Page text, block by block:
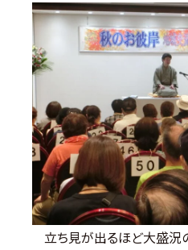
立ち見が出るほど大盛況